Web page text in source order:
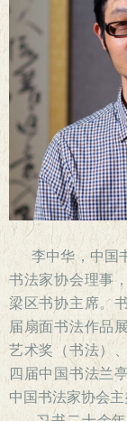
李中华，中国
书法家协会理事
梁区书协主席。
届扇面书法作品
艺术奖（书法）
四届中国书法兰
中国书法家协会